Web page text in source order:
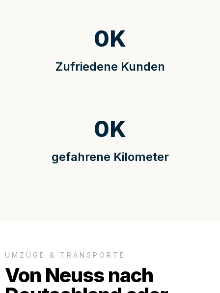
Zufriedene Kunden
0K
gefahrene Kilometer
0K
UMZÜGE & TRANSPORTE
Von Neuss nach